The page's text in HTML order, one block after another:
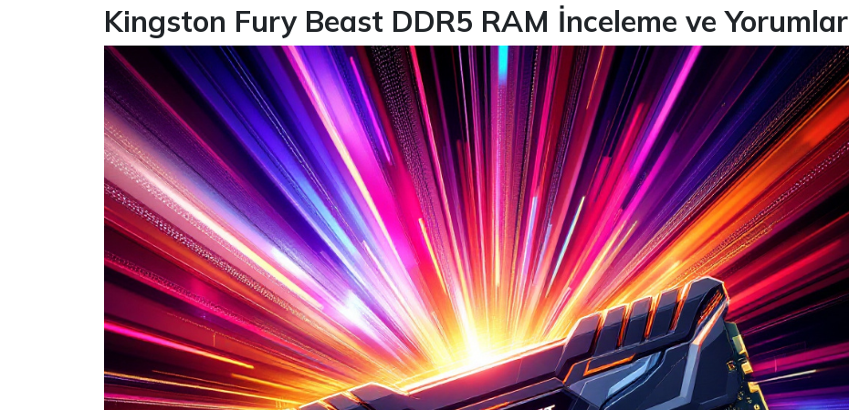
Kingston Fury Beast DDR5 RAM İnceleme ve Yorumlar